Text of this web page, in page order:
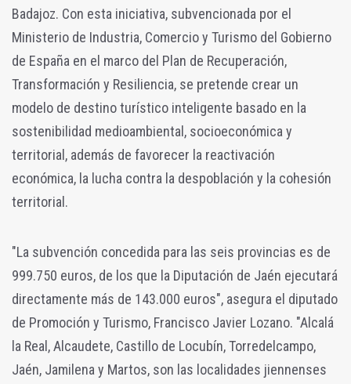
Badajoz. Con esta iniciativa, subvencionada por el
Ministerio de Industria, Comercio y Turismo del Gobierno
de España en el marco del Plan de Recuperación,
Transformación y Resiliencia, se pretende crear un
modelo de destino turístico inteligente basado en la
sostenibilidad medioambiental, socioeconómica y
territorial, además de favorecer la reactivación
económica, la lucha contra la despoblación y la cohesión
territorial.
"La subvención concedida para las seis provincias es de
999.750 euros, de los que la Diputación de Jaén ejecutará
directamente más de 143.000 euros", asegura el diputado
de Promoción y Turismo, Francisco Javier Lozano. "Alcalá
la Real, Alcaudete, Castillo de Locubín, Torredelcampo,
Jaén, Jamilena y Martos, son las localidades jiennenses